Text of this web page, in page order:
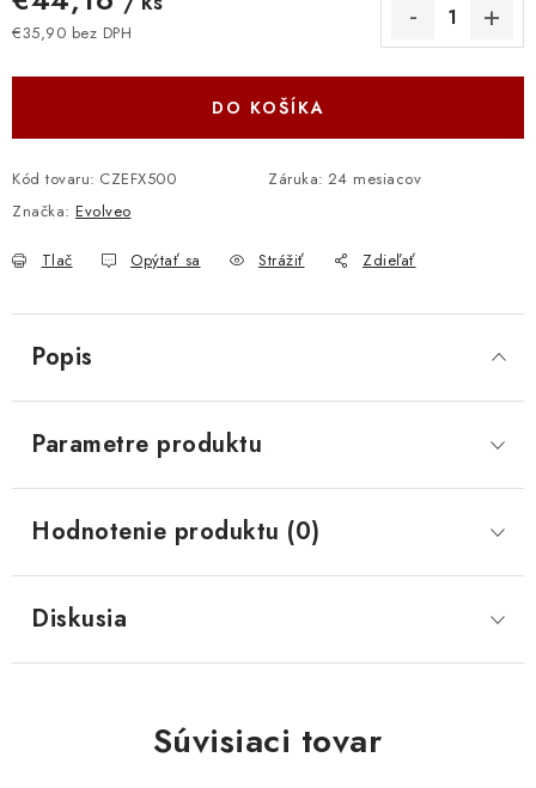
€35,90 bez DPH
DO KOŠÍKA
Kód tovaru: CZEFX500 Záruka: 24 mesiacov
Značka: Evolveo
Tlač Opýtať sa Strážiť Zdieľať
Popis
Parametre produktu
Hodnotenie produktu (0)
Diskusia
Súvisiaci tovar